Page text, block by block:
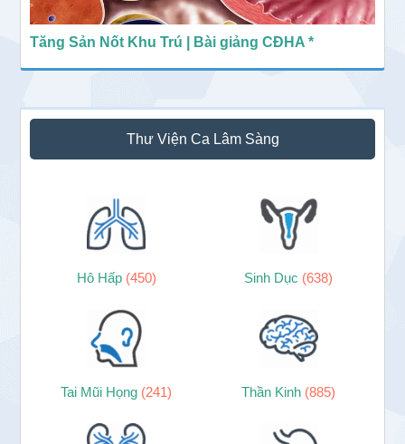
Tăng Sản Nốt Khu Trú | Bài giảng CĐHA *
Thư Viện Ca Lâm Sàng
Hô Hấp (450) Sinh Dục (638)
Tai Mũi Họng (241) Thần Kinh (885)